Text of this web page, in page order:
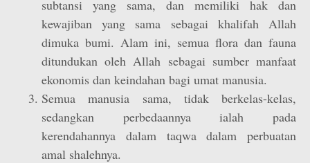
subtansi yang sama, dan memiliki hak dan
kewajiban yang sama sebagai khalifah Allah
dimuka bumi. Alam ini, semua flora dan fauna
ditundukan oleh Allah sebagai sumber manfaat
ekonomis dan keindahan bagi umat manusia.
Semua manusia sama, tidak berkelas-kelas,
sedangkan perbedaannya ialah pada
kerendahannya dalam taqwa dalam perbuatan
amal shalehnya.